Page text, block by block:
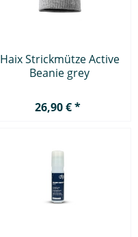
Haix Strickmütze Active
Beanie grey
26,90 € *